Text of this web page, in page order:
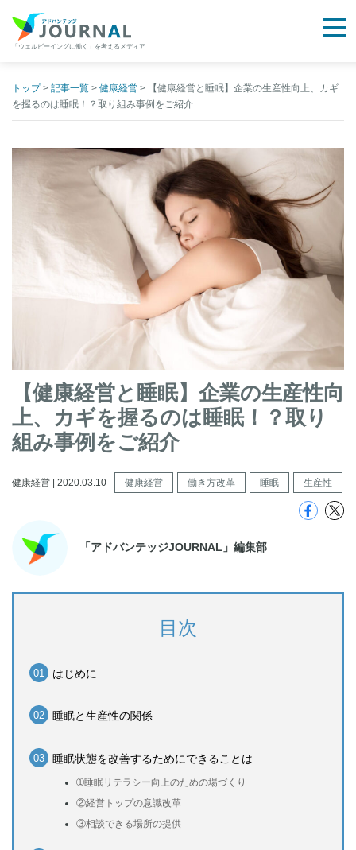
content
「ウェルビーイングに働く」を考えるメディア
トップ> 記事一覧 > 健康経営 >
【健康経営と睡眠】企業の生産性向上、カギ
を握るのは睡眠！？取り組み事例をご紹介
【健康経営と睡眠】企業の生産性向
上、カギを握るのは睡眠！？取り
組み事例をご紹介
健康経営 | 2020.03.10 健康経営 働き方改革 睡眠 生産性
「アドバンテッジJOURNAL」編集部
目次
はじめに
睡眠と生産性の関係
睡眠状態を改善するためにできることは
➀睡眠リテラシー向上のための場づくり
②経営トップの意識改革
③相談できる場所の提供